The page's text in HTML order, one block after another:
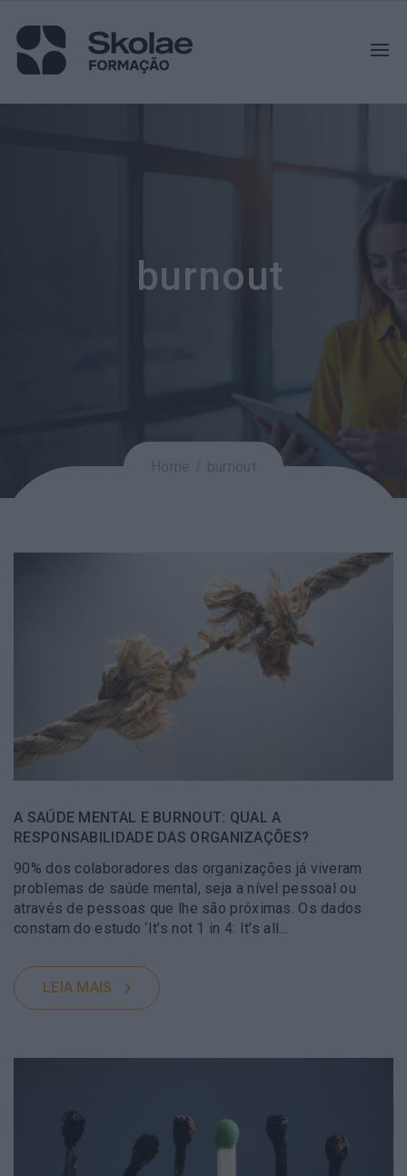
burnout
A SAÚDE MENTAL E BURNOUT: QUAL A
RESPONSABILIDADE DAS ORGANIZAÇÕES?
90% dos colaboradores das organizações já viveram
problemas de saúde mental, seja a nível pessoal ou
através de pessoas que lhe são próximas. Os dados
constam do estudo ‘It’s not 1 in 4: It’s all…
LEIA MAIS